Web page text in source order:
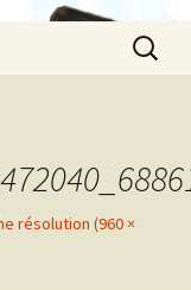
résolution (960 ×